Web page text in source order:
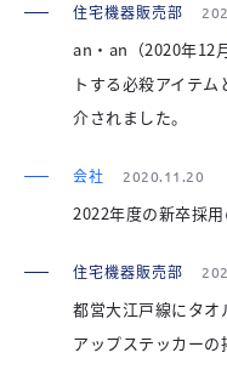
住宅機器販売部
an・an（2020年12
トする必殺アイテ
介されました。
会社 2020.11.20
2022年度の新卒採用
住宅機器販売部
都営大江戸線にタオ
アップステッカーの